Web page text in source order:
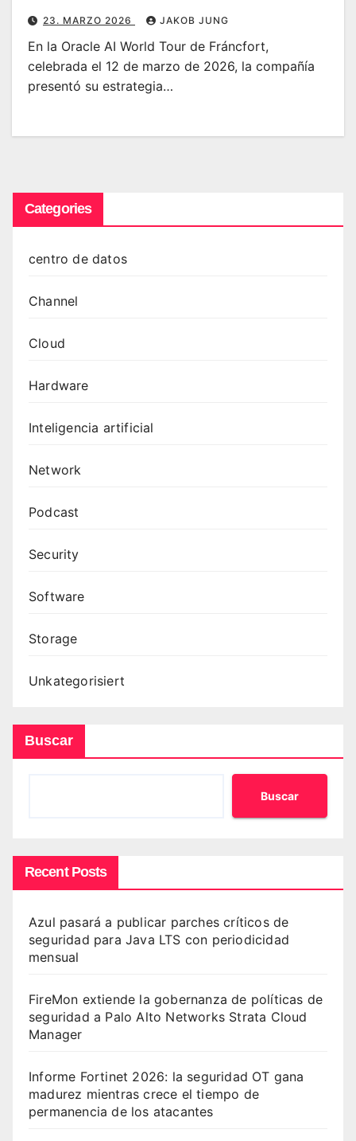
23. MARZO 2026 JAKOB JUNG
En la Oracle AI World Tour de Fráncfort,
celebrada el 12 de marzo de 2026, la compañía
presentó su estrategia…
Categories
centro de datos
Channel
Cloud
Hardware
Inteligencia artificial
Network
Podcast
Security
Software
Storage
Unkategorisiert
Buscar
Buscar
Recent Posts
Azul pasará a publicar parches críticos de
seguridad para Java LTS con periodicidad
mensual
FireMon extiende la gobernanza de políticas de
seguridad a Palo Alto Networks Strata Cloud
Manager
Informe Fortinet 2026: la seguridad OT gana
madurez mientras crece el tiempo de
permanencia de los atacantes